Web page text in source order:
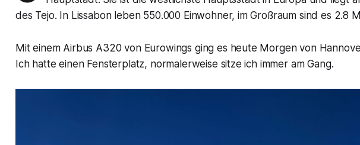
des Tejo. In Lissabon leben 550.000 Einwohner, im Großraum sind es 2.8
Mit einem Airbus A320 von Eurowings ging es heute Morgen von
Ich hatte einen Fensterplatz, normalerweise sitze ich immer am Gang.